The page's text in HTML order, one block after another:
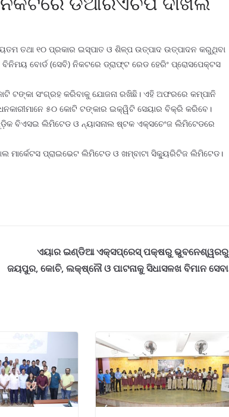
ତଥା ୧୦ ପ୍ରକାର ଇସ୍ପାତ ଓ ଶିଳ୍ପ ଉତ୍ପାଦ ଉତ୍ପାଦନ କରୁଥିବା
ବୋର୍ଡ (ସେବି) ନିକଟରେ ଡ୍ରାଫ୍ଟ ରେଡ ହେରିଂ ପ୍ରୋସପେକ୍ଟସ
ସଂଗ୍ରହ କରିବାକୁ ଯୋଜନା ରଖିଛି। ଏହି ଅଫରରେ କମ୍ପାନି
୫୦ କୋଟି ଟଙ୍କାର ଇକ୍ୱିଟି ସେୟାର ବିକ୍ରି କରିବେ।
ବିଏସଇ ଲିମିଟେଡ ଓ ନ୍ୟାସନାଲ ଷ୍ଟକ ଏକ୍ସଚେଂଜ ଲିମିଟେଡରେ
ପ୍ରାଇଭେଟ ଲିମିଟେଡ ଓ ଖମ୍ବାଟା ସିକ୍ୟୁରିଟିଜ ଲିମିଟେଡ।
ଏୟାର ଇଣ୍ଡିଆ ଏକ୍ସପ୍ରେସ୍ ପକ୍ଷରୁ ଭୁବନେଶ୍ୱରରୁ
ଜୟପୁର, କୋଚି, ଲକ୍ଷ୍ନୌ ଓ ପାଟନାକୁ ସିଧାସଳଖ ବିମାନ ସେବା